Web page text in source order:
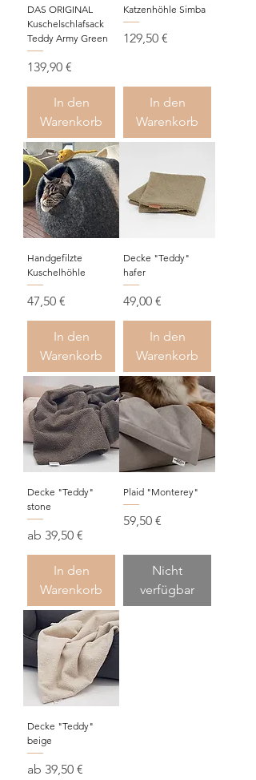
DAS ORIGINAL
Kuschelschlafsack
Teddy Army Green
Preis
139,90 €
In den
Warenkorb
Katzenhöhle Simba
Preis
129,50 €
In den
Warenkorb
Handgefilzte
Kuschelhöhle
Preis
47,50 €
In den
Warenkorb
Decke "Teddy"
hafer
Preis
49,00 €
In den
Warenkorb
Decke "Teddy"
stone
ab 39,50 €
Sale-Preis
In den
Warenkorb
Plaid "Monterey"
Preis
59,50 €
Nicht
verfügbar
Decke "Teddy"
beige
ab 39,50 €
Sale-Preis